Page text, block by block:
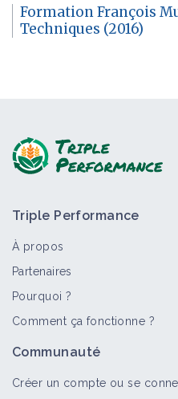
Formation François
Techniques (2016)
Triple Performance
À propos
Partenaires
Pourquoi ?
Comment ça fonctionne ?
Communauté
Créer un compte ou se